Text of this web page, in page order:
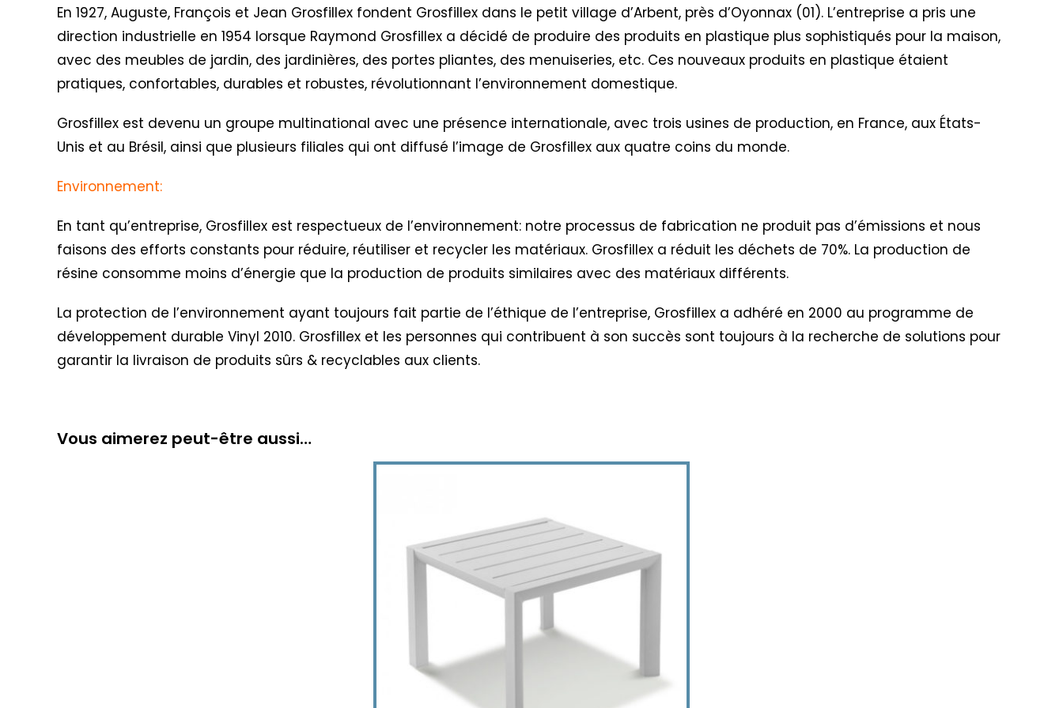
En 1927, Auguste, François et Jean Grosfillex fondent Grosfillex dans le petit village d’Arbent, près d’Oyonnax (01). L’entreprise a pris une
direction industrielle en 1954 lorsque Raymond Grosfillex a décidé de produire des produits en plastique plus sophistiqués pour la maison,
avec des meubles de jardin, des jardinières, des portes pliantes, des menuiseries, etc. Ces nouveaux produits en plastique étaient
pratiques, confortables, durables et robustes, révolutionnant l’environnement domestique.
Grosfillex est devenu un groupe multinational avec une présence internationale, avec trois usines de production, en France, aux États-
Unis et au Brésil, ainsi que plusieurs filiales qui ont diffusé l’image de Grosfillex aux quatre coins du monde.
Environnement:
En tant qu’entreprise, Grosfillex est respectueux de l’environnement: notre processus de fabrication ne produit pas d’émissions et nous
faisons des efforts constants pour réduire, réutiliser et recycler les matériaux. Grosfillex a réduit les déchets de 70%. La production de
résine consomme moins d’énergie que la production de produits similaires avec des matériaux différents.
La protection de l’environnement ayant toujours fait partie de l’éthique de l’entreprise, Grosfillex a adhéré en 2000 au programme de
développement durable Vinyl 2010. Grosfillex et les personnes qui contribuent à son succès sont toujours à la recherche de solutions pour
garantir la livraison de produits sûrs & recyclables aux clients.
Vous aimerez peut-être aussi…